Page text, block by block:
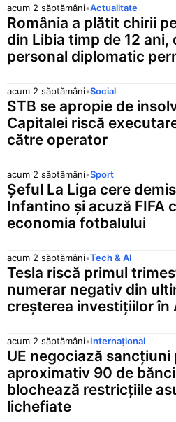
acum 2 săptămâni•Actualitate
România a plătit chirii
din Libia timp de 12 ani,
personal diplomatic
acum 2 săptămâni•Social
STB se apropie de
Capitalei riscă
către operator
acum 2 săptămâni•Sport
Șeful La Liga cere
Infantino și acuză FIFA
economia fotbalului
acum 2 săptămâni•Tech & AI
Tesla riscă primul
numerar negativ din
creșterea investițiilor în
acum 2 săptămâni•Internațional
UE negociază sancțiuni
aproximativ 90 de
blochează restricțiile
lichefiate